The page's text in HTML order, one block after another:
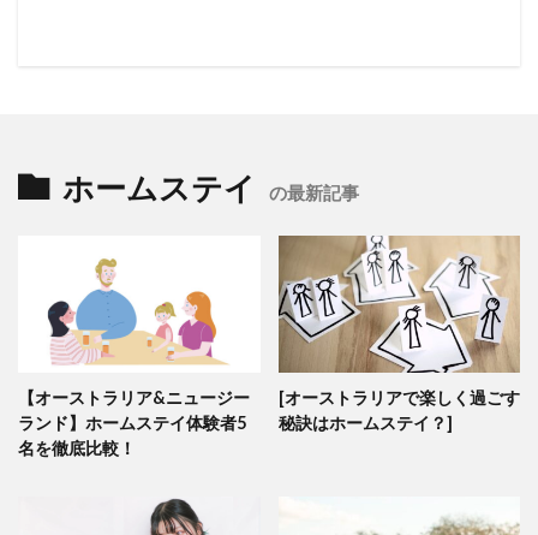
ホームステイ の最新記事
【オーストラリア&ニュージー
ランド】ホームステイ体験者5
名を徹底比較！
[オーストラリアで楽しく過ごす
秘訣はホームステイ？]